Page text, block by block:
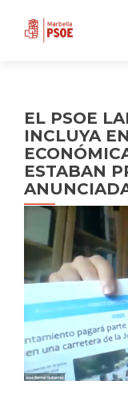
EL PSOE
INCLUYA
ESTABAN